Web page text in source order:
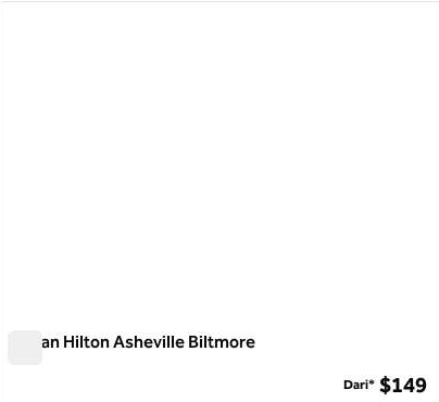
berikutnya
dari 12
Taman Hilton Asheville Biltmore
Dari* $149